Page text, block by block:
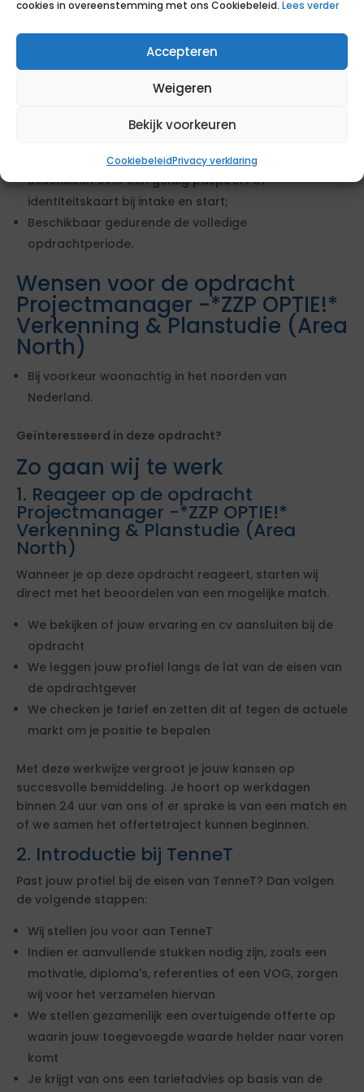
cookies in overeenstemming met ons Cookiebeleid. Lees verder
Accepteren
Weigeren
Bekijk voorkeuren
CookiebeleidPrivacy verklaring
projectmatig werken;
Ervaring met stakeholdermanagement binnen een
bestuurlijke context;
Uitstekende beheersing van de Nederlandse taal;
Beschikken over een VOG vóór de start van de
Beschikken over een geldig paspoort of
identiteitskaart bij intake en start;
Beschikbaar gedurende de volledige
opdrachtperiode.
Wensen voor de opdracht
Projectmanager -*ZZP OPTIE!*
Verkenning & Planstudie (Area
North)
Bij voorkeur woonachtig in het noorden van
Nederland.
Geïnteresseerd in deze opdracht?
Zo gaan wij te werk
1. Reageer op de opdracht
Projectmanager -*ZZP OPTIE!*
Verkenning & Planstudie (Area
North)
Wanneer je op deze opdracht reageert, starten wij
direct met het beoordelen van een mogelijke match.
We bekijken of jouw ervaring en cv aansluiten bij de
opdracht
We leggen jouw profiel langs de lat van de eisen van
de opdrachtgever
We checken je tarief en zetten dit af tegen de actuele
markt om je positie te bepalen
Met deze werkwijze vergroot je jouw kansen op
succesvolle bemiddeling. Je hoort op werkdagen
binnen 24 uur van ons of er sprake is van een match en
of we samen het offertetraject kunnen beginnen.
2. Introductie bij TenneT
Past jouw profiel bij de eisen van TenneT? Dan volgen
de volgende stappen:
Wij stellen jou voor aan TenneT
Indien er aanvullende stukken nodig zijn, zoals een
motivatie, diploma's, referenties of een VOG, zorgen
wij voor het verzamelen hiervan
We stellen gezamenlijk een overtuigende offerte op
waarin jouw toegevoegde waarde helder naar voren
komt
Je krijgt van ons een tariefadvies op basis van de